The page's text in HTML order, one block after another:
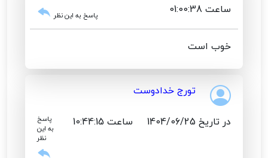
ساعت 01:00:38
پاسخ به این نظر
خوب است
تورج خدادوست
در تاریخ 1404/06/25
ساعت 10:44:15
پاسخ
به این
نظر